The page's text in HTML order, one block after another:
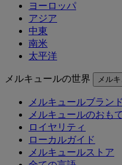
ヨーロッパ
アジア
中東
南米
太平洋
メルキュールの世界 メル
メルキュールブランド
メルキュールのおも
ロイヤリティ
ローカルガイド
メルキュールストア